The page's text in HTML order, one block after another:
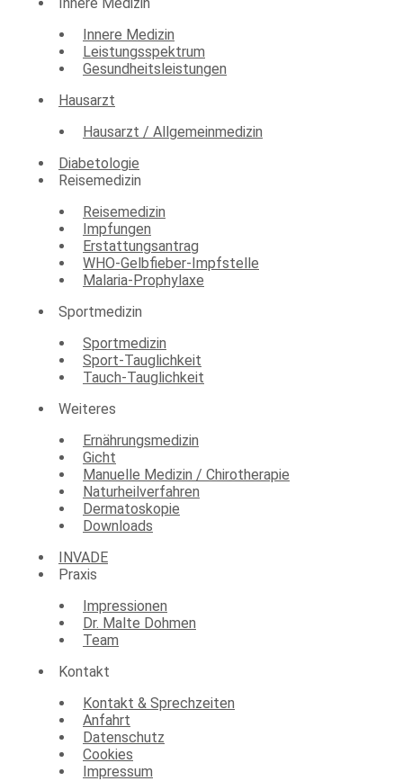
Innere Medizin
Leistungsspektrum
Gesundheitsleistungen
Hausarzt
Hausarzt / Allgemeinmedizin
Diabetologie
Reisemedizin
Reisemedizin
Impfungen
Erstattungsantrag
WHO-Gelbfieber-Impfstelle
Malaria-Prophylaxe
Sportmedizin
Sportmedizin
Sport-Tauglichkeit
Tauch-Tauglichkeit
Weiteres
Ernährungsmedizin
Gicht
Manuelle Medizin / Chirotherapie
Naturheilverfahren
Dermatoskopie
Downloads
INVADE
Praxis
Impressionen
Dr. Malte Dohmen
Team
Kontakt
Kontakt & Sprechzeiten
Anfahrt
Datenschutz
Cookies
Impressum